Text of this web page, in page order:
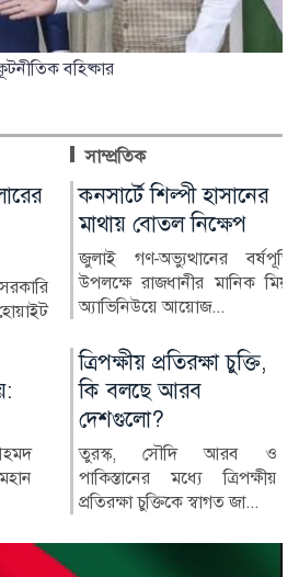
বহিষ্কার
সাম্প্রতিক
মিয়া
প্রস্তুতি ম্যাচে অস্ট্রেলিয়ার
কাছে হার বাংলাদেশের
অস্ট্রেলিয়ার বিপক্ষে দুই টেস্টের
সিরিজ শুরুর আগে প্রস্তুতি ম্যাচে
বড় ধাক্কা খ...
ও
বার্সা থেকে লিভারপুলে
যাচ্ছেন রোনাল্ড
আরাউহো
বার্সেলোনার উরুগুইয়ান
ডিফেন্ডার রোনাল্ড আরাউহোকে
ধারে (লোন) দলে ভেড়াতে